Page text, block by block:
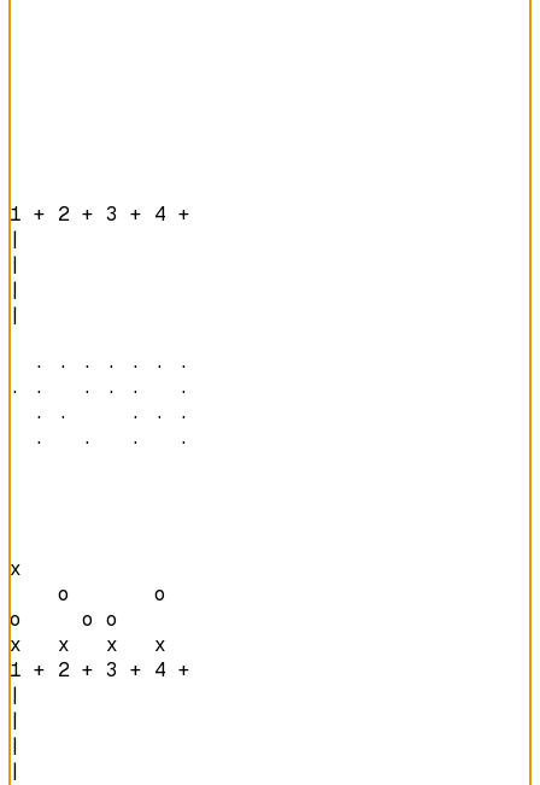
1 + 2 + 3 + 4 +
|
|
|
|
  · · · · · · ·
· ·   · · ·   ·
  · ·     · · ·
  ·   ·   ·   ·
x
    o       o
o     o o
x   x   x   x
1 + 2 + 3 + 4 +
|
|
|
|